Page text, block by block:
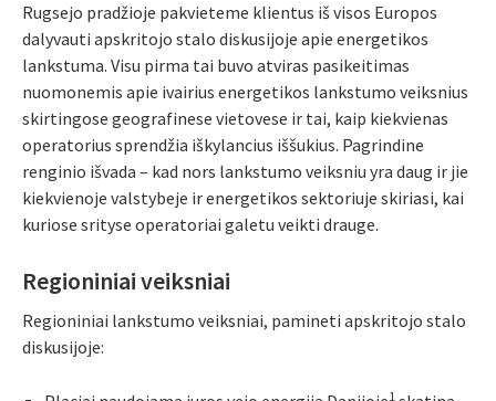
Rugsejo pradžioje pakvieteme klientus iš visos Europos
dalyvauti apskritojo stalo diskusijoje apie energetikos
lankstuma. Visu pirma tai buvo atviras pasikeitimas
nuomonemis apie ivairius energetikos lankstumo veiksnius
skirtingose geografinese vietovese ir tai, kaip kiekvienas
operatorius sprendžia iškylancius iššukius. Pagrindine
renginio išvada – kad nors lankstumo veiksniu yra daug ir jie
kiekvienoje valstybeje ir energetikos sektoriuje skiriasi, kai
kuriose srityse operatoriai galetu veikti drauge.
Regioniniai veiksniai
Regioniniai lankstumo veiksniai, pamineti apskritojo stalo
diskusijoje:
1